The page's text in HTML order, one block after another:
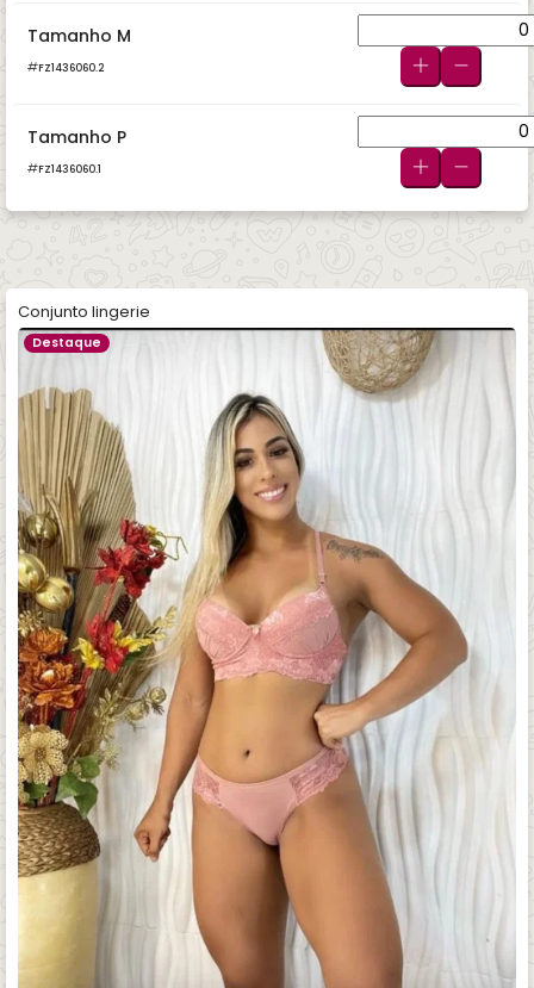
Tamanho M
FZ1436060.2
Tamanho P
FZ1436060.1
Conjunto lingerie
Destaque